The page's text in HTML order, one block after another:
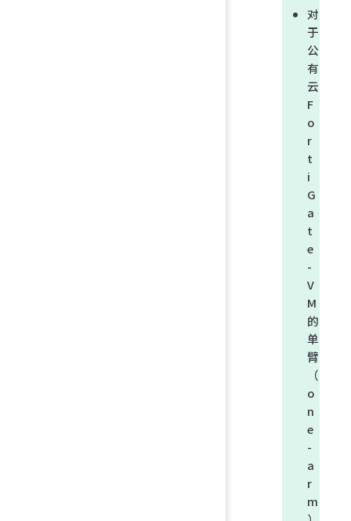
对
于
公
有
云
F
o
r
t
i
G
a
t
e
-
V
M
的
单
臂
（
o
n
e
-
a
r
m